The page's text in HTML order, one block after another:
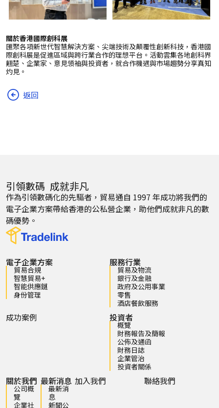
關於香港國際創科展
匯聚各項新世代智慧解決方案、尖端技術及顛覆性創新科技，香港國
際創科展是促進區域與跨行業合作的理想平台。活動雲集各地創科界
翹楚、企業家、意見領袖與投資者，就合作機遇與市場趨勢分享真知
灼見。
返回
引領數碼 成就非凡
作為引領數碼化的先驅者，貿易通自 1997 年成功將我們的
電子企業方案帶給香港的公私營企業，助他們成就非凡的數
碼優勢。
電子企業方案
貿易合規
智慧貿易+
智能供應鏈
身份管理
服務行業
貿易及物流
銀行及金融
政府及公用事業
零售
酒店餐飲服務
成功案例 投資者
概覽
財務報告及簡報
公佈及通函
財務日誌
企業管治
投資者關係
關於我們
公司概
覽
企業社
最新消息
最新消
息
新聞公
加入我們 聯絡我們